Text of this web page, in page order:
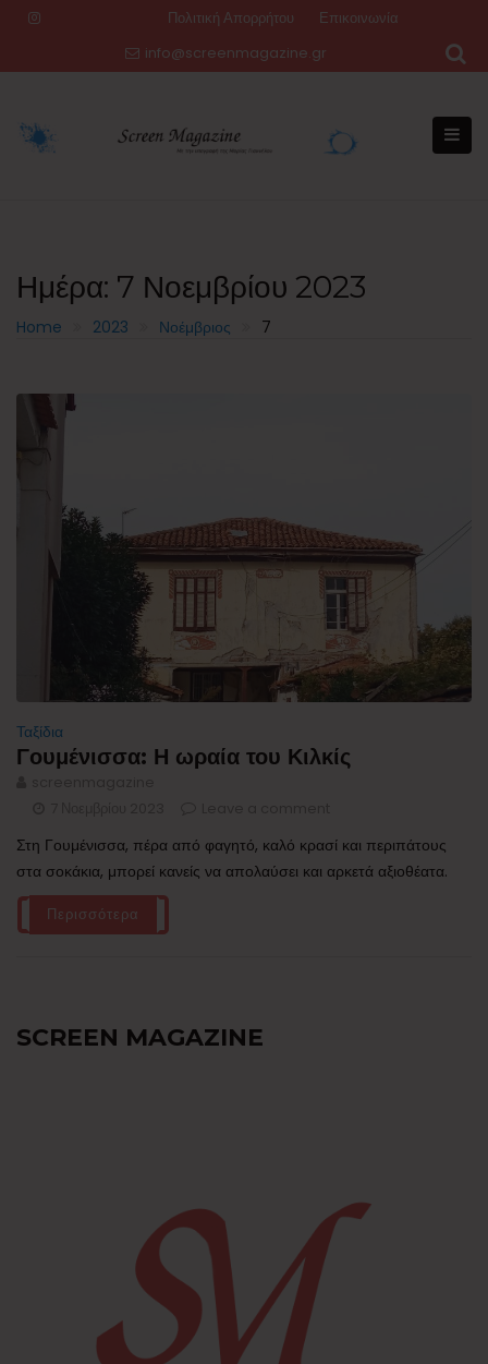
Πολιτική Απορρήτου
Επικοινωνία
info@screenmagazine.gr
Ημέρα: 7 Νοεμβρίου 2023
Home 2023 Νοέμβριος 7
Ταξίδια
Γουμένισσα: Η ωραία του Κιλκίς
Στη Γουμένισσα, πέρα από φαγητό, καλό κρασί και περιπάτους
στα σοκάκια, μπορεί κανείς να απολαύσει και αρκετά αξιοθέατα.
Περισσότερα
SCREEN MAGAZINE